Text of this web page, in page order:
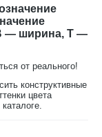
— ширина, T —
от реального!
конструктивные
цвета